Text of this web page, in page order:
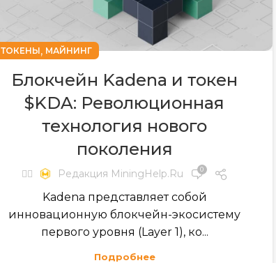
ТОКЕНЫ, МАЙНИНГ
Блокчейн Kadena и токен
$KDA: Революционная
технология нового
поколения
✍🏻 Редакция MiningHelp.ru 0
Kadena представляет собой
инновационную блокчейн-экосистему
первого уровня (Layer 1), ко...
Подробнее